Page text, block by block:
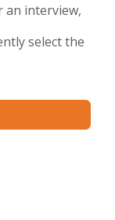
an interview,
select the
on your
the day of
Meet